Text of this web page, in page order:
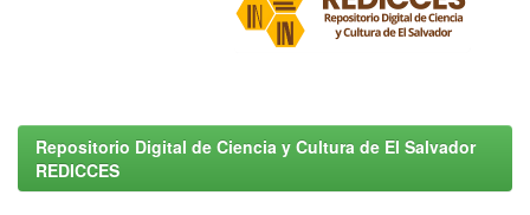
Repositorio Digital de Ciencia y Cultura de El Salvador
REDICCES